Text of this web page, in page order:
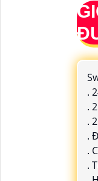
.
.
.
.
.
.